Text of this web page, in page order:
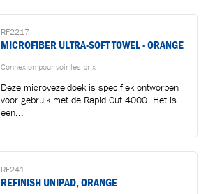
RF2217
MICROFIBER ULTRA-SOFT TOWEL - ORANGE
Connexion pour voir les prix
Deze microvezeldoek is specifiek ontworpen
voor gebruik met de Rapid Cut 4000. Het is
een...
RF241
REFINISH UNIPAD, ORANGE